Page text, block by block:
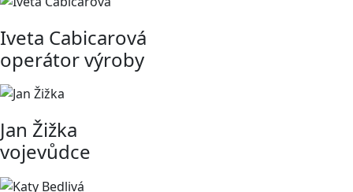
Iveta Cabicarová
operátor výroby
Jan Žižka
vojevůdce